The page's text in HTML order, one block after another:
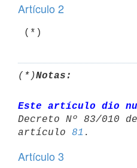
Artículo 2
(*)Notas:
Este artículo dio
Decreto Nº 83/010
artículo 81
Artículo 3